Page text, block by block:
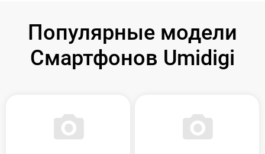
Популярные модели
Смартфонов Umidigi